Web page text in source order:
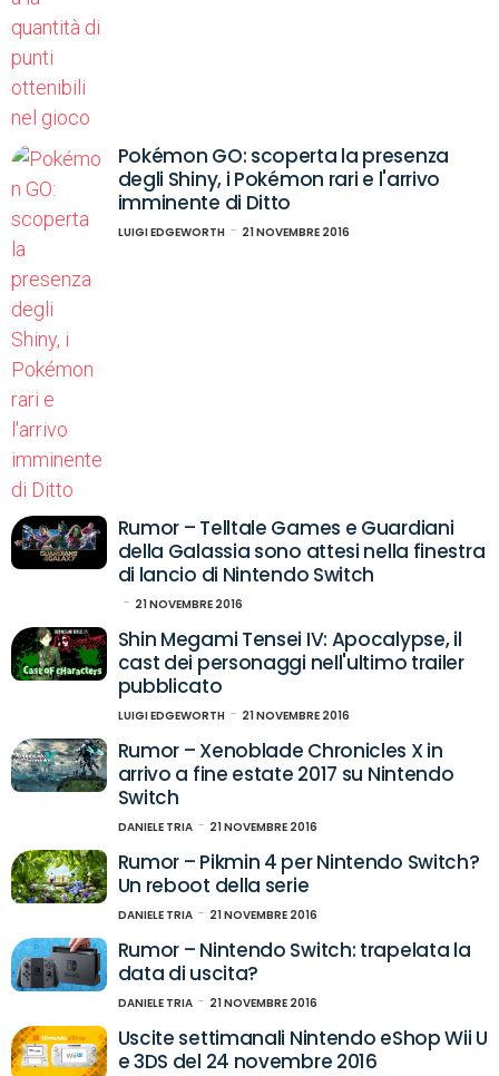
Pokémon GO: scoperta la presenza
degli Shiny, i Pokémon rari e l'arrivo
imminente di Ditto
LUIGI EDGEWORTH 21 NOVEMBRE 2016
Rumor – Telltale Games e Guardiani
della Galassia sono attesi nella finestra
di lancio di Nintendo Switch
21 NOVEMBRE 2016
Shin Megami Tensei IV: Apocalypse, il
cast dei personaggi nell'ultimo trailer
pubblicato
LUIGI EDGEWORTH 21 NOVEMBRE 2016
Rumor – Xenoblade Chronicles X in
arrivo a fine estate 2017 su Nintendo
Switch
DANIELE TRIA 21 NOVEMBRE 2016
Rumor – Pikmin 4 per Nintendo Switch?
Un reboot della serie
DANIELE TRIA 21 NOVEMBRE 2016
Rumor – Nintendo Switch: trapelata la
data di uscita?
DANIELE TRIA 21 NOVEMBRE 2016
Uscite settimanali Nintendo eShop Wii U
e 3DS del 24 novembre 2016